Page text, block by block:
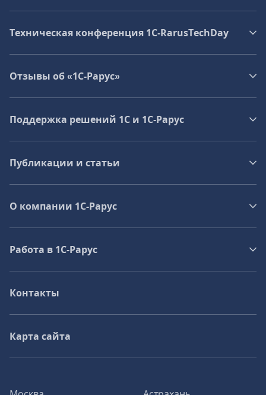
Техническая конференция 1C‑RarusTechDay
Отзывы об «1С-Рарус»
Поддержка решений 1С и 1С‑Рарус
Публикации и статьи
О компании 1C-Рарус
Работа в 1С‑Рарус
Контакты
Карта сайта